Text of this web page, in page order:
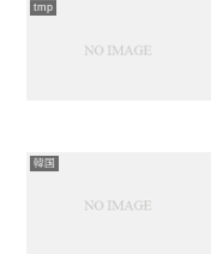
tmp
韓国